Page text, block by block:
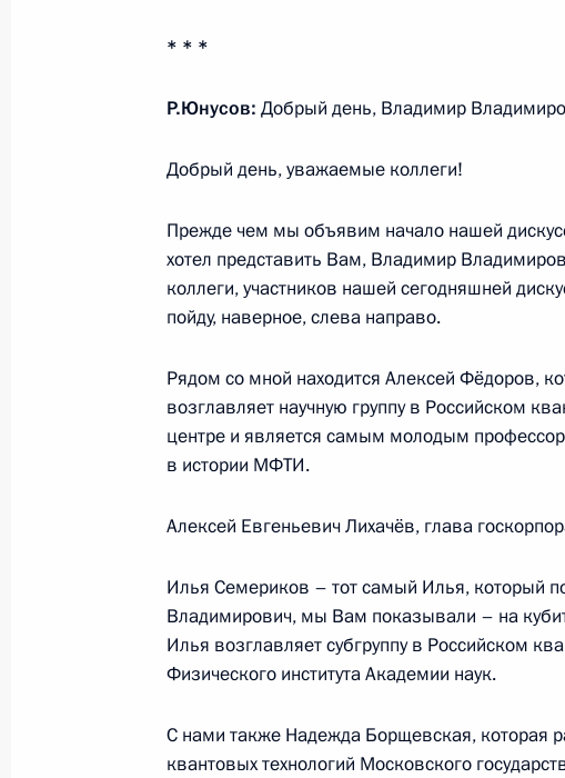
Европейской географической олимпиаде в
Сборной команде школьников России,
Международной биологической
14 июля 2023 года, 21:00
Сборной команде школьников России,
Международной математической
Пленарное заседание Форума будущих
13 июля 2023 года, 18:15
Выставка передовых разработок в
13 июля 2023 года, 15:05
* * *
Р.Юнусов: Добрый день, Владимир
Добрый день, уважаемые коллеги!
Прежде чем мы объявим начало нашей
хотел представить Вам, Владимир
коллеги, участников нашей сегодняшней
пойду, наверное, слева направо.
Рядом со мной находится Алексей Фёдоров,
возглавляет научную группу в Российском
центре и является самым молодым
в истории МФТИ.
Алексей Евгеньевич Лихачёв, глава
Илья Семериков – тот самый Илья, который
Владимирович, мы Вам показывали – на
Илья возглавляет субгруппу в Российском
Физического института Академии наук.
С нами также Надежда Борщевская, которая
квантовых технологий Московского